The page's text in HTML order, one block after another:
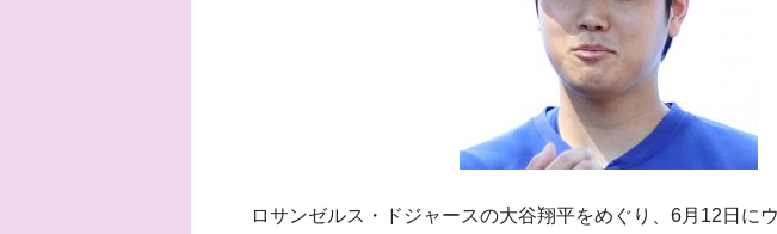
ロサンゼルス・ドジャースの大谷翔平をめぐり、6月12日に